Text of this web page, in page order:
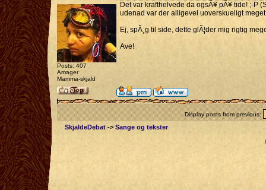
Posts: 407
Amager
Mamma-skjald
Det var krafthelvede da ogsÃ¥ pÃ¥ tide! ;-P
udenad var der alligevel uoverskueligt
Ej, spÃ¸g til side, dette glÃ¦der mig rigtig
Ave!
Display posts from previous:
SkjaldeDebat -> Sange og tekster